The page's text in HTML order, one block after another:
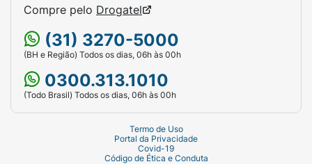
Compre pelo Drogatel
(31) 3270-5000
(BH e Região) Todos os dias, 06h às 00h
0300.313.1010
(Todo Brasil) Todos os dias, 06h às 00h
Termo de Uso
Portal da Privacidade
Covid-19
Código de Ética e Conduta